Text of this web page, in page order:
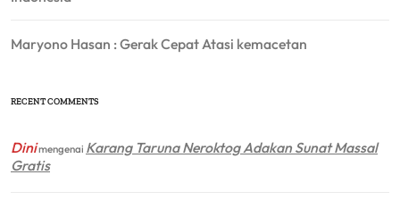
Maryono Hasan : Gerak Cepat Atasi kemacetan
RECENT COMMENTS
Dinimengenai Karang Taruna Neroktog Adakan Sunat Massal
Gratis